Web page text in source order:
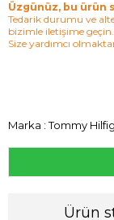
Üzgünüz, bu ürün
Tedarik durumu ve
bizimle iletişime geçin.
Size yardımcı
Marka : Tommy
Ürün